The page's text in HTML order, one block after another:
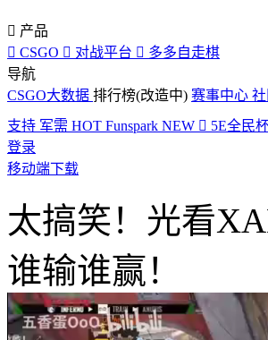
 产品
 CSGO  对战平台  多多自走棋
导航
CSGO大数据 排行榜(改造中) 赛事中心
支持 军需 HOT Funspark NEW  5E全民
登录
移动端下载
太搞笑！光看
谁输谁赢！